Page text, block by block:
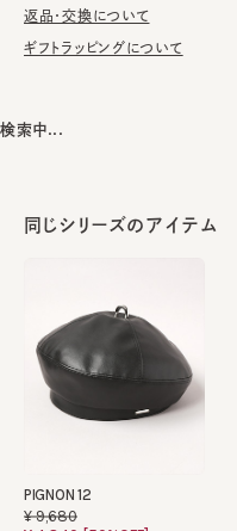
返品・交換について
ギフトラッピングについて
同じシリーズのアイテム
PIGNON 12
¥9,680
検索中...